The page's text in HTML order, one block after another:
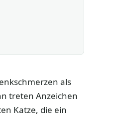
als
treten Anzeichen
Katze, die ein